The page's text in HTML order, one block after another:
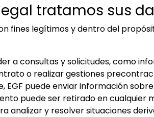
tratamos sus
fines legítimos y dentro del
a consultas y solicitudes, como
o realizar gestiones
EGF puede enviar información
puede ser retirado en cualquier
analizar y resolver situaciones